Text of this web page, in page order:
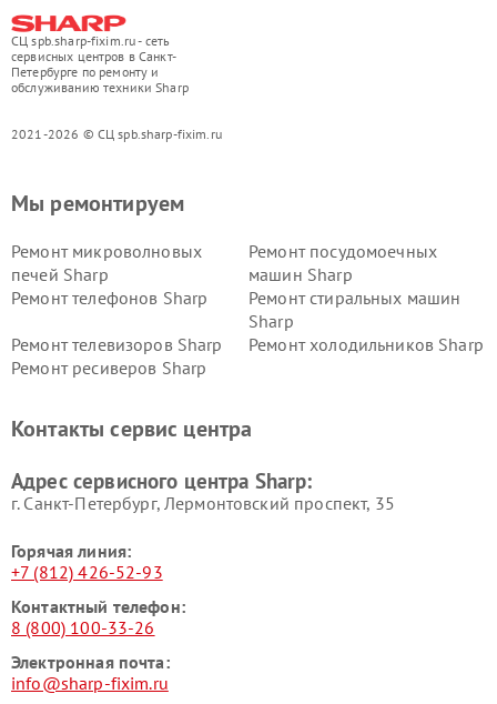
СЦ spb.sharp-fixim.ru - сеть
сервисных центров в Санкт-
Петербурге по ремонту и
обслуживанию техники Sharp
2021-2026 © СЦ spb.sharp-fixim.ru
Мы ремонтируем
Ремонт микроволновых
печей Sharp
Ремонт посудомоечных
машин Sharp
Ремонт телефонов Sharp
Ремонт стиральных машин
Sharp
Ремонт телевизоров Sharp
Ремонт холодильников Sharp
Ремонт ресиверов Sharp
Контакты сервис центра
Адрес сервисного центра Sharp:
г. Санкт-Петербург, Лермонтовский проспект, 35
Горячая линия:
+7 (812) 426-52-93
Контактный телефон:
8 (800) 100-33-26
Электронная почта:
info@sharp-fixim.ru